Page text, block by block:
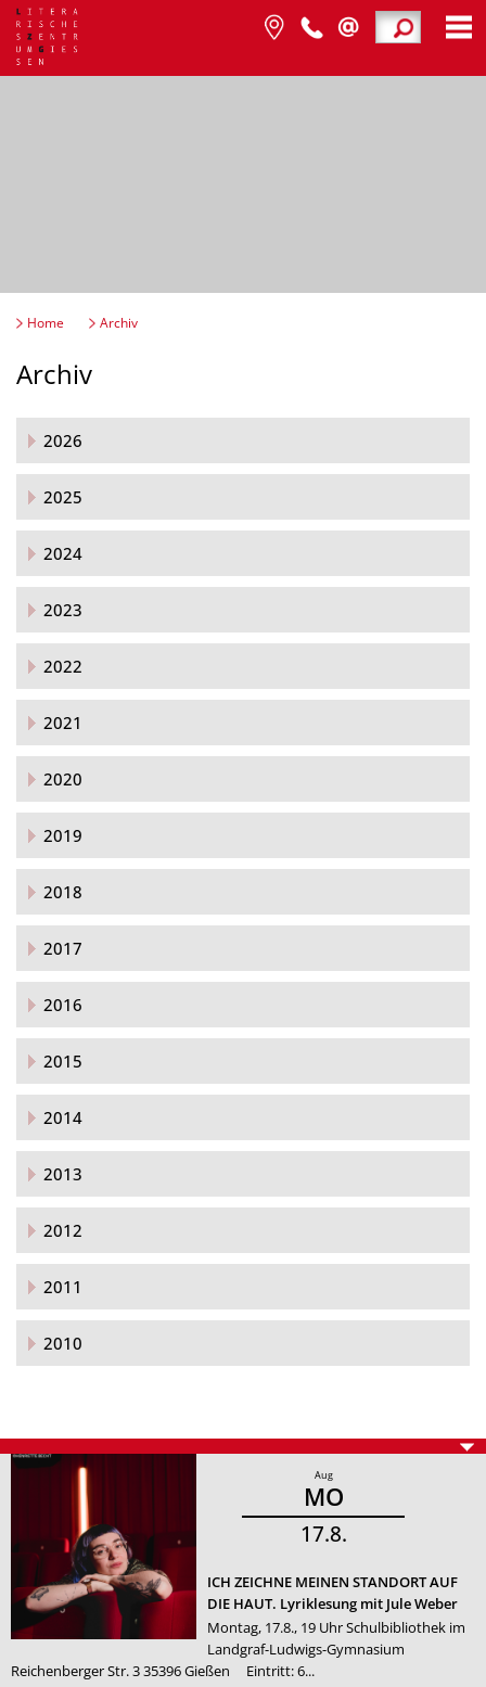
Home Archiv
Archiv
2026
2025
2024
2023
2022
2021
2020
2019
2018
2017
2016
2015
2014
2013
2012
2011
2010
Aug
MO
17 8
ICH ZEICHNE MEINEN STANDORT AUF
DIE HAUT. Lyriklesung mit Jule Weber
Montag, 17.8., 19 Uhr Schulbibliothek im
Landgraf-Ludwigs-Gymnasium
Reichenberger Str. 3 35396 Gießen Eintritt: 6...